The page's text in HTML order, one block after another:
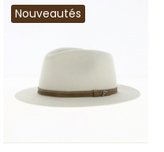
Nouveautés